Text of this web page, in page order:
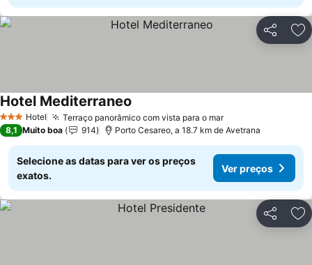
Partilhar
3 EstrelasHotel Terraço panorâmico com vista para o marVer preços
Hotel Mediterraneo
8,1 Muito boa 914 Porto Cesareo, a 18.7 km de Avetrana
Selecione as datas para ver os preços
exatos.
Ver preços
Partilhar